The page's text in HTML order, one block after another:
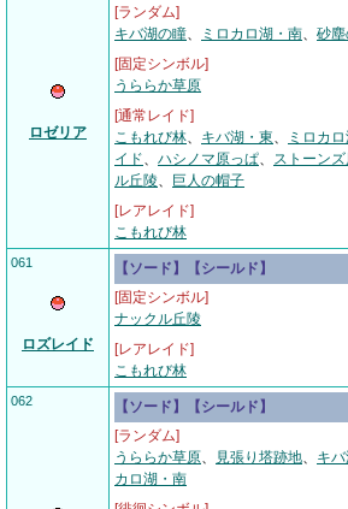
ロゼリア
[ランダム]
キバ湖の瞳、 ミロカロ湖・南、 砂
[固定シンボル]
うららか草原
[通常レイド]
こもれび林、 キバ湖・東、 ミロカ
イド、 ハシノマ原っぱ、 ストーン
ル丘陵、
巨人の帽子
[レアレイド]
こもれび林
061
ロズレイド
【ソード】【シールド】
[固定シンボル]
ナックル丘陵
[レアレイド]
こもれび林
062
【ソード】【シールド】
[ランダム]
うららか草原、 見張り塔跡地、 キ
カロ湖・南